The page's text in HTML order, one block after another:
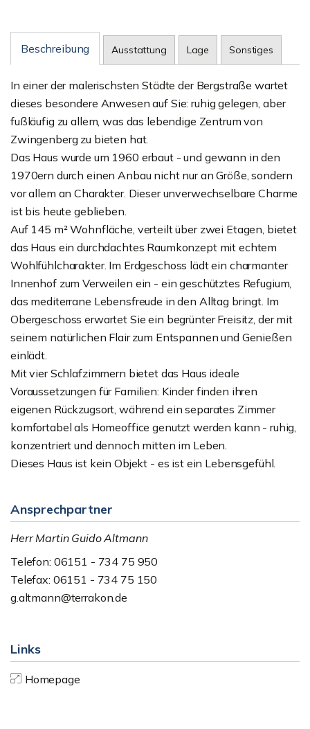
Beschreibung Ausstattung Lage Sonstiges
In einer der malerischsten Städte der Bergstraße wartet
dieses besondere Anwesen auf Sie: ruhig gelegen, aber
fußläufig zu allem, was das lebendige Zentrum von
Zwingenberg zu bieten hat.
Das Haus wurde um 1960 erbaut - und gewann in den
1970ern durch einen Anbau nicht nur an Größe, sondern
vor allem an Charakter. Dieser unverwechselbare Charme
ist bis heute geblieben.
Auf 145 m² Wohnfläche, verteilt über zwei Etagen, bietet
das Haus ein durchdachtes Raumkonzept mit echtem
Wohlfühlcharakter. Im Erdgeschoss lädt ein charmanter
Innenhof zum Verweilen ein - ein geschütztes Refugium,
das mediterrane Lebensfreude in den Alltag bringt. Im
Obergeschoss erwartet Sie ein begrünter Freisitz, der mit
seinem natürlichen Flair zum Entspannen und Genießen
einlädt.
Mit vier Schlafzimmern bietet das Haus ideale
Voraussetzungen für Familien: Kinder finden ihren
eigenen Rückzugsort, während ein separates Zimmer
komfortabel als Homeoffice genutzt werden kann - ruhig,
konzentriert und dennoch mitten im Leben.
Dieses Haus ist kein Objekt - es ist ein Lebensgefühl.
Ansprechpartner
Herr Martin Guido Altmann
Telefon: 06151 - 734 75 950
Telefax: 06151 - 734 75 150
g.altmann@terrakon.de
Links
Homepage